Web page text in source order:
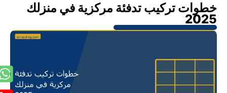
خطوات تركيب تدفئة مركزية في منزلك
2025